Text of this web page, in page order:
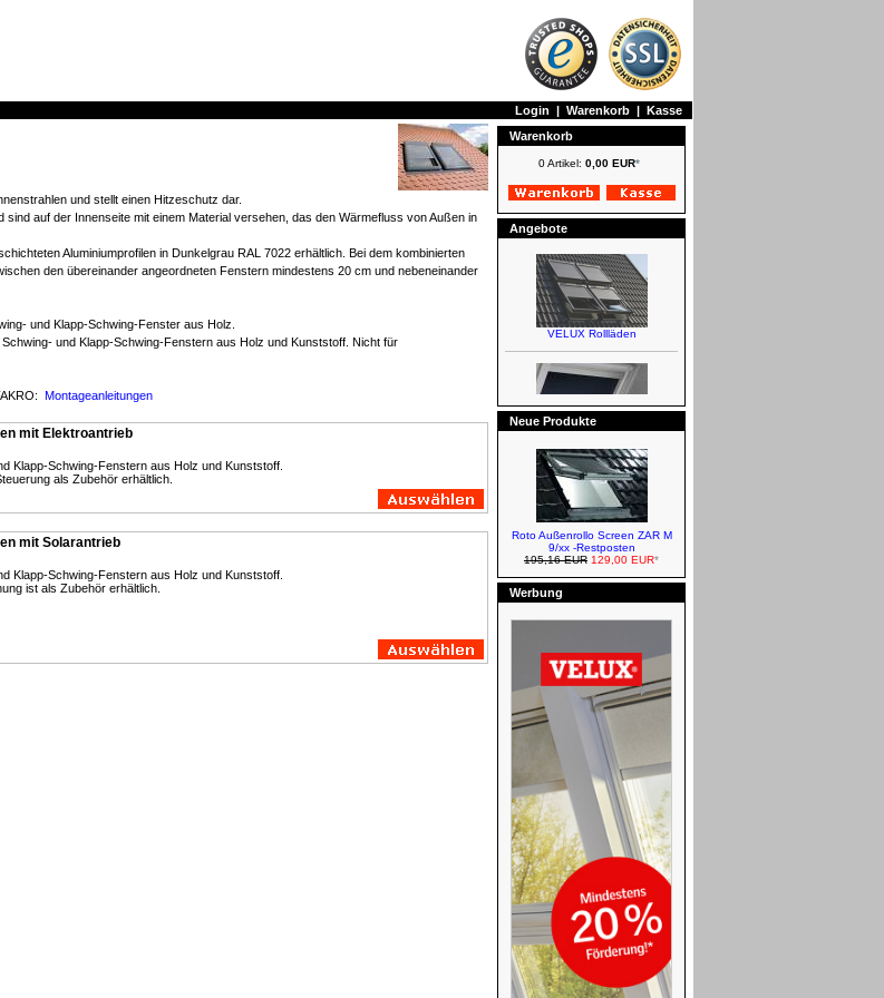
Login | Warenkorb | Kasse
und stellt einen Hitzeschutz dar.
sind auf der Innenseite mit einem Material versehen, das den Wärmefluss von Außen in
Aluminiumprofilen in Dunkelgrau RAL 7022 erhältlich. Bei dem kombinierten
den übereinander angeordneten Fenstern mindestens 20 cm und nebeneinander
und Klapp-Schwing-Fenster aus Holz.
und Klapp-Schwing-Fenstern aus Holz und Kunststoff. Nicht für
Montageanleitungen
mit Elektroantrieb
Klapp-Schwing-Fenstern aus Holz und Kunststoff.
als Zubehör erhältlich.
mit Solarantrieb
Klapp-Schwing-Fenstern aus Holz und Kunststoff.
ist als Zubehör erhältlich.
Warenkorb
0 Artikel: 0,00 EUR*
Angebote
VELUX Rollläden
VELUX Verdunkelungsrollos -
VELUX Markisen - Solar
VELUX Sichtschutzrollos
VELUX Zubehör - Manuell und
Pflege
Neue Produkte
Roto Außenrollo Screen ZAR M
9/xx -Restposten
195,16 EUR 129,00 EUR*
Werbung